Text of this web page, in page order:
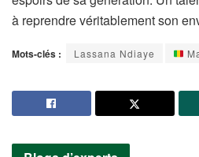
à reprendre véritablement son
Mots-clés : Lassana Ndiaye